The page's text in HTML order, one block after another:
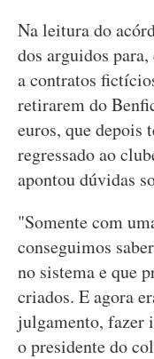
Na leitura do
dos arguidos
a contratos
retirarem do
euros, que depois
regressado ao
apontou dúvidas
"Somente com
conseguimos
no sistema e que
criados. E agora
julgamento, fazer
o presidente do